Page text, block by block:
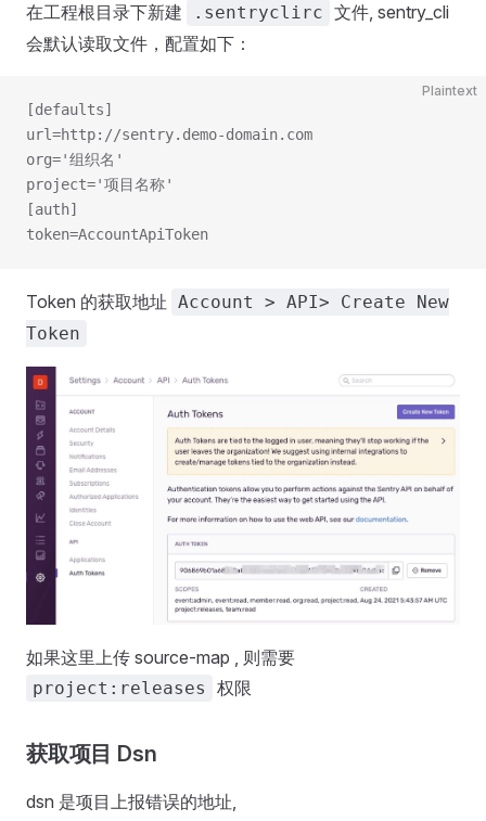
在工程根目录下新建 .sentryclirc 文件, sentry_cli
会默认读取文件，配置如下：
Plaintext
[defaults]
url=http://sentry.demo-domain.com
org='组织名'
project='项目名称'
[auth]
token=AccountApiToken
Token 的获取地址 Account > API> Create New
Token
如果这里上传 source-map , 则需要
project:releases 权限
获取项目 Dsn
dsn 是项目上报错误的地址,